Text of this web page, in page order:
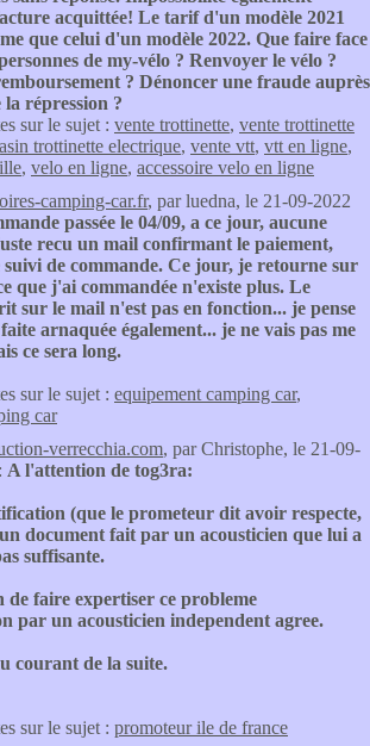
acquittée! Le tarif d'un modèle 2021
que celui d'un modèle 2022. Que faire face
de my-vélo ? Renvoyer le vélo ?
? Dénoncer une fraude auprès
la répression ?
sur le sujet : vente trottinette, vente trottinette
trottinette electrique, vente vtt, vtt en ligne,
, velo en ligne, accessoire velo en ligne
camping-car.fr, par luedna, le 21-09-2022
passée le 04/09, a ce jour, aucune
recu un mail confirmant le paiement,
suivi de commande. Ce jour, je retourne sur
que j'ai commandée n'existe plus. Le
sur le mail n'est pas en fonction... je pense
arnaquée également... je ne vais pas me
ce sera long.
sur le sujet : equipement camping car,
car
verrecchia.com, par Christophe, le 21-09-
A l'attention de tog3ra:
(que le prometeur dit avoir respecte,
document fait par un acousticien que lui a
suffisante.
de faire expertiser ce probleme
par un acousticien independent agree.
courant de la suite.
sur le sujet : promoteur ile de france